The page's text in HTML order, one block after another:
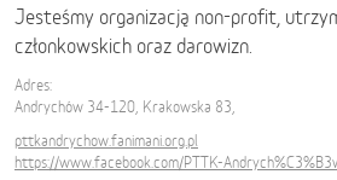
Jesteśmy organizacją non-profit,
członkowskich oraz darowizn.
Adres:
Andrychów 34-120, Krakowska 83,
pttkandrychow.fanimani.org.pl
https://www.facebook.com/PTTK-